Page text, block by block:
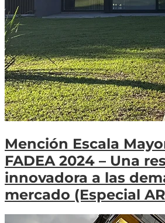
Mención Escala
FADEA 2024 – Una
innovadora a las
mercado (Especial